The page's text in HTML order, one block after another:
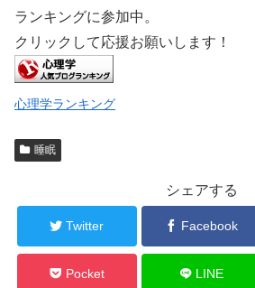
ランキングに参加中。
クリックして応援お願いします！
心理学ランキング
睡眠
シェアする
Twitter Facebook
Pocket LINE